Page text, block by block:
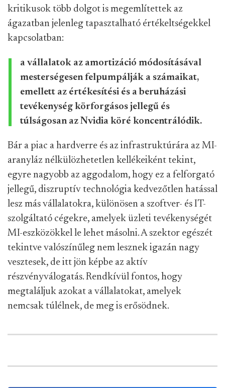
kritikusok több dolgot is megemlítettek az
ágazatban jelenleg tapasztalható értékeltségekkel
kapcsolatban:
a vállalatok az amortizáció módosításával
mesterségesen felpumpálják a számaikat,
emellett az értékesítési és a beruházási
tevékenység körforgásos jellegű és
túlságosan az Nvidia köré koncentrálódik.
Bár a piac a hardverre és az infrastruktúrára az MI-
aranyláz nélkülözhetetlen kellékeiként tekint,
egyre nagyobb az aggodalom, hogy ez a felforgató
jellegű, diszruptív technológia kedvezőtlen hatással
lesz más vállalatokra, különösen a szoftver- és IT-
szolgáltató cégekre, amelyek üzleti tevékenységét
MI-eszközökkel le lehet másolni. A szektor egészét
tekintve valószínűleg nem lesznek igazán nagy
vesztesek, de itt jön képbe az aktív
részvényválogatás. Rendkívül fontos, hogy
megtaláljuk azokat a vállalatokat, amelyek
nemcsak túlélnek, de meg is erősödnek.